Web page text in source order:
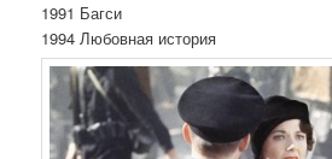
1991 Багси
1994 Любовная история